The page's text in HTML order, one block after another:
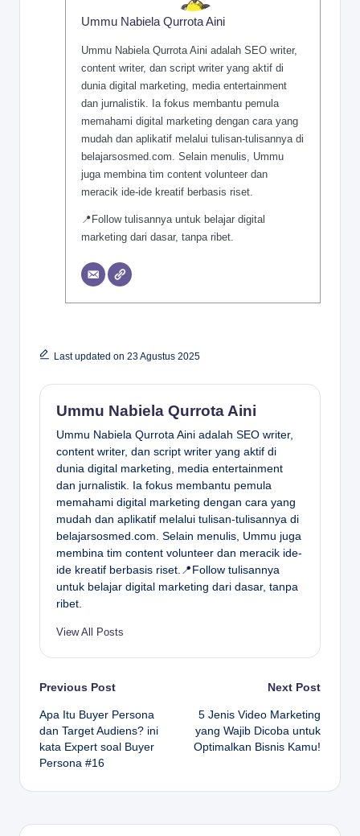
Ummu Nabiela Qurrota Aini
Ummu Nabiela Qurrota Aini adalah SEO writer,
content writer, dan script writer yang aktif di
dunia digital marketing, media entertainment
dan jurnalistik. Ia fokus membantu pemula
memahami digital marketing dengan cara yang
mudah dan aplikatif melalui tulisan-tulisannya di
belajarsosmed.com. Selain menulis, Ummu
juga membina tim content volunteer dan
meracik ide-ide kreatif berbasis riset.
📍Follow tulisannya untuk belajar digital
marketing dari dasar, tanpa ribet.
Last updated on 23 Agustus 2025
Ummu Nabiela Qurrota Aini
Ummu Nabiela Qurrota Aini adalah SEO writer,
content writer, dan script writer yang aktif di
dunia digital marketing, media entertainment
dan jurnalistik. Ia fokus membantu pemula
memahami digital marketing dengan cara yang
mudah dan aplikatif melalui tulisan-tulisannya di
belajarsosmed.com. Selain menulis, Ummu juga
membina tim content volunteer dan meracik ide-
ide kreatif berbasis riset.📍Follow tulisannya
untuk belajar digital marketing dari dasar, tanpa
ribet.
View All Posts
Post
navigation
Previous Post
Apa Itu Buyer Persona
dan Target Audiens? ini
kata Expert soal Buyer
Persona #16
Next Post
5 Jenis Video Marketing
yang Wajib Dicoba untuk
Optimalkan Bisnis Kamu!